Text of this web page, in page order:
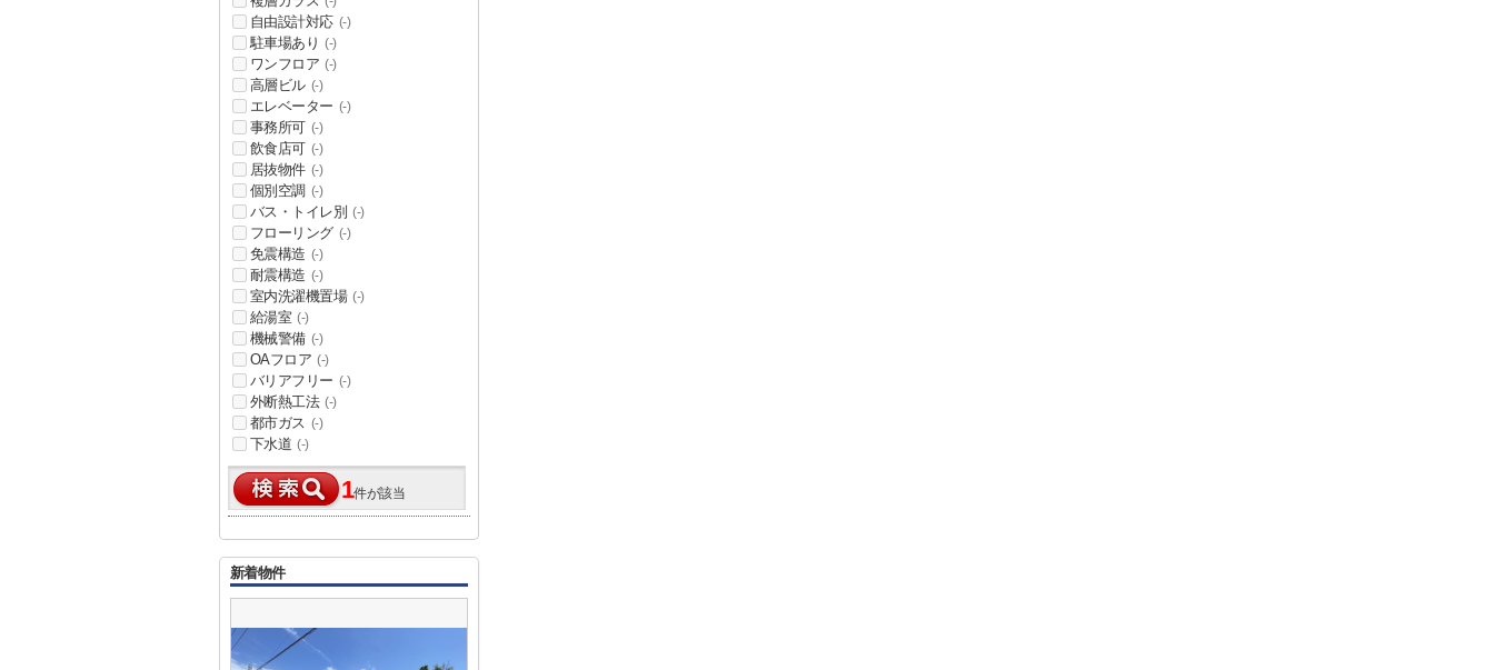
自由設計対応 (-)
駐車場あり (-)
ワンフロア (-)
高層ビル (-)
エレベーター (-)
事務所可 (-)
飲食店可 (-)
居抜物件 (-)
個別空調 (-)
バス・トイレ別 (-)
フローリング (-)
免震構造 (-)
耐震構造 (-)
室内洗濯機置場 (-)
給湯室 (-)
機械警備 (-)
OAフロア (-)
バリアフリー (-)
外断熱工法 (-)
都市ガス (-)
下水道 (-)
1件が該当
新着物件